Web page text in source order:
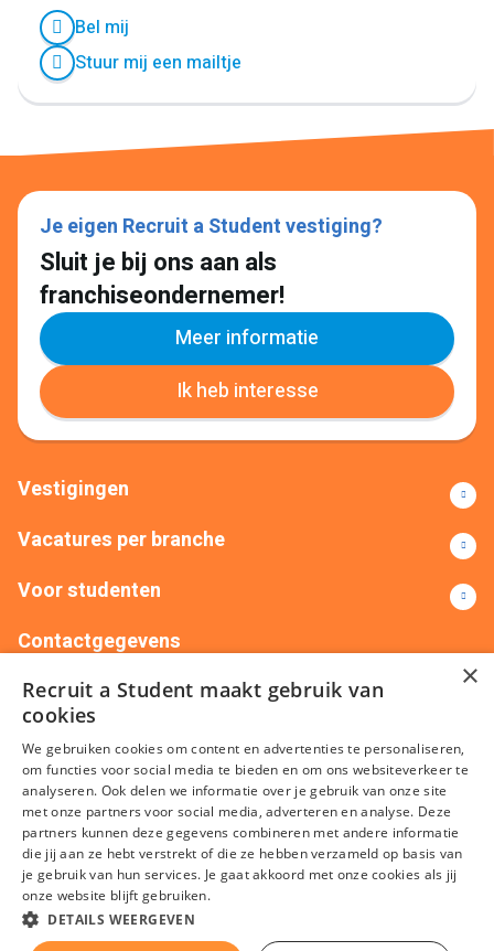
Bel mij
Stuur mij een mailtje
Je eigen Recruit a Student vestiging?
Sluit je bij ons aan als
franchiseondernemer!
Meer informatie
Ik heb interesse
Vestigingen
Vacatures per branche
Voor studenten
Contactgegevens
+31(0)88 522 00 76
info@recruitastudent.nl
Alle vestigingen
Algemene voorwaarden
Sitemap
×
Recruit a Student maakt gebruik van
cookies
We gebruiken cookies om content en advertenties te personaliseren,
om functies voor social media te bieden en om ons websiteverkeer te
analyseren. Ook delen we informatie over je gebruik van onze site
met onze partners voor social media, adverteren en analyse. Deze
partners kunnen deze gegevens combineren met andere informatie
die jij aan ze hebt verstrekt of die ze hebben verzameld op basis van
je gebruik van hun services. Je gaat akkoord met onze cookies als jij
onze website blijft gebruiken.
DETAILS WEERGEVEN